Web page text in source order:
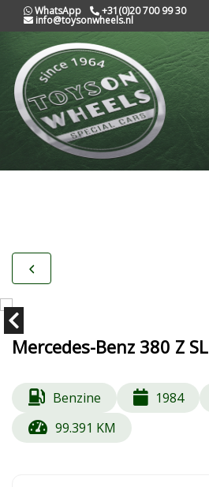
WhatsApp +31(0)20 700 99 30
info@toysonwheels.nl
Mercedes-Benz 380 Z SL
Benzine 1984
99.391 KM